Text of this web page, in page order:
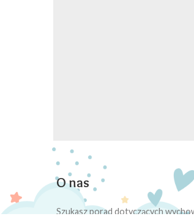
O nas
Szukasz porad dotyczących